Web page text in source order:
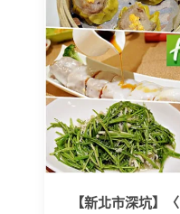
【新北市深坑】